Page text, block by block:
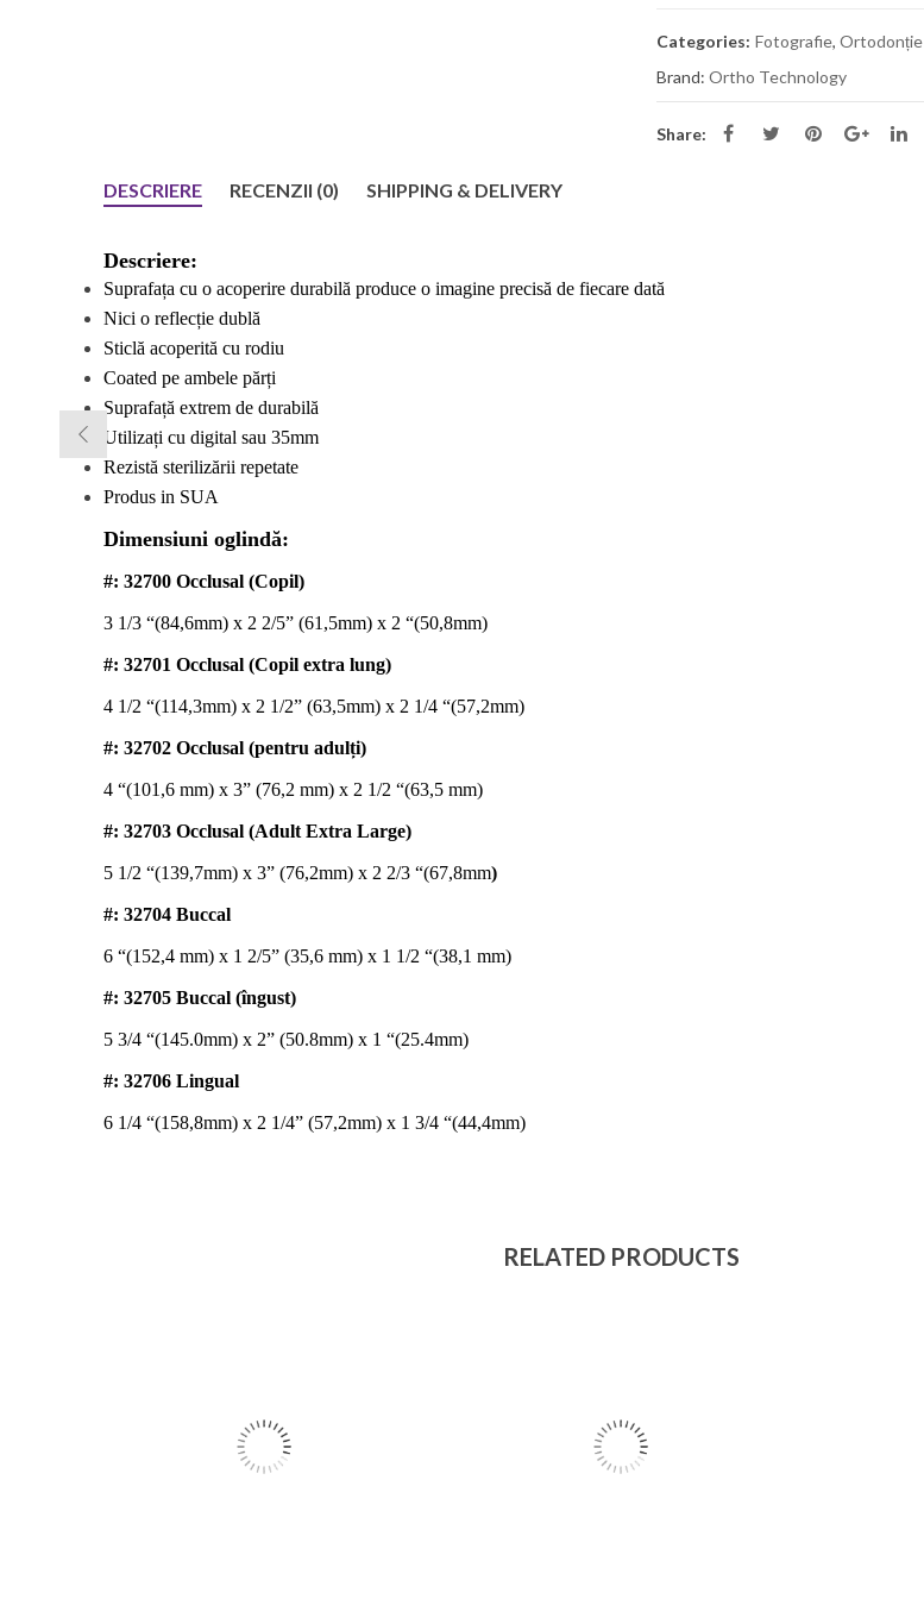
Categories: Fotografie, Ortodonție
Brand: Ortho Technology
Share:
DESCRIERE RECENZII (0) SHIPPING & DELIVERY
Descriere:
Suprafața cu o acoperire durabilă produce o imagine precisă de fiecare dată
Nici o reflecție dublă
Sticlă acoperită cu rodiu
Coated pe ambele părți
Suprafață extrem de durabilă
Utilizați cu digital sau 35mm
Rezistă sterilizării repetate
Produs in SUA
Dimensiuni oglindă:
#: 32700 Occlusal (Copil)
3 1/3 “(84,6mm) x 2 2/5” (61,5mm) x 2 “(50,8mm)
#: 32701 Occlusal (Copil extra lung)
4 1/2 “(114,3mm) x 2 1/2” (63,5mm) x 2 1/4 “(57,2mm)
#: 32702 Occlusal (pentru adulți)
4 “(101,6 mm) x 3” (76,2 mm) x 2 1/2 “(63,5 mm)
#: 32703 Occlusal (Adult Extra Large)
5 1/2 “(139,7mm) x 3” (76,2mm) x 2 2/3 “(67,8mm)
#: 32704 Buccal
6 “(152,4 mm) x 1 2/5” (35,6 mm) x 1 1/2 “(38,1 mm)
#: 32705 Buccal (îngust)
5 3/4 “(145.0mm) x 2” (50.8mm) x 1 “(25.4mm)
#: 32706 Lingual
6 1/4 “(158,8mm) x 2 1/4” (57,2mm) x 1 3/4 “(44,4mm)
RELATED PRODUCTS
premium din bumbac și
elastan pentru femei
Pantaloni Medicali